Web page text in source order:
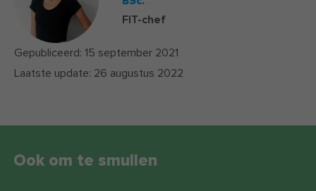
FIT-chef
Gepubliceerd: 15 september 2021
Laatste update: 26 augustus 2022
Ook om te smullen